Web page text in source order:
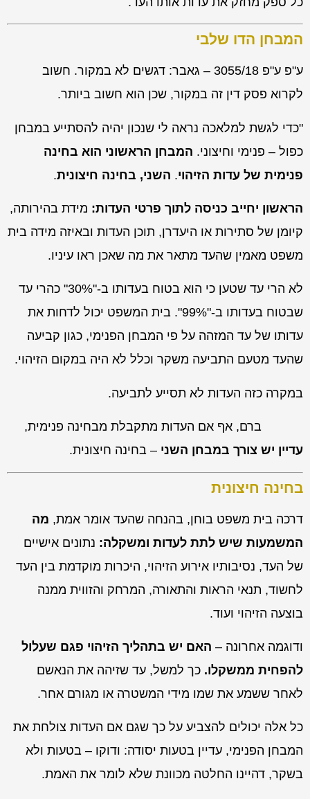
המבחן הדו שלבי
ע"פ ע"פ 3055/18 – גאבר: דגשים לא במקור. חשוב
לקרוא פסק דין זה במקור, שכן הוא חשוב ביותר.
"כדי לגשת למלאכה נראה לי שנכון יהיה להסתייע במבחן
כפול – פנימי וחיצוני. המבחן הראשוני הוא בחינה
פנימית של עדות הזיהוי. השני, בחינה חיצונית.
הראשון יחייב כניסה לתוך פרטי העדות: מידת בהירותה,
קיומן של סתירות או היעדרן, תוכן העדות ובאיזה מידה בית
משפט מאמין שהעד מתאר את מה שאכן ראו עיניו.
לא הרי עד שטען כי הוא בטוח בעדותו ב-"30%" כהרי עד
שבטוח בעדותו ב-"99%". בית המשפט יכול לדחות את
עדותו של עד המזהה על פי המבחן הפנימי, כגון קביעה
שהעד מטעם התביעה משקר וכלל לא היה במקום הזיהוי.
במקרה כזה העדות לא תסייע לתביעה.
ברם, אף אם העדות מתקבלת מבחינה פנימית,
עדיין יש צורך במבחן השני – בחינה חיצונית.
בחינה חיצונית
דרכה בית משפט בוחן, בהנחה שהעד אומר אמת, מה
המשמעות שיש לתת לעדות ומשקלה: נתונים אישיים
של העד, נסיבותיו אירוע הזיהוי, היכרות מוקדמת בין העד
לחשוד, תנאי הראות והתאורה, המרחק והזווית ממנה
בוצעה הזיהוי ועוד.
ודוגמה אחרונה – האם יש בתהליך הזיהוי פגם שעלול
להפחית ממשקלו. כך למשל, עד שזיהה את הנאשם
לאחר ששמע את שמו מידי המשטרה או מגורם אחר.
כל אלה יכולים להצביע על כך שגם אם העדות צולחת את
המבחן הפנימי, עדיין בטעות יסודה: ודוקו – בטעות ולא
בשקר, דהיינו החלטה מכוונת שלא לומר את האמת.